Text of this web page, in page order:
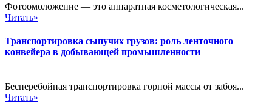
Фотоомоложение — это аппаратная косметологическая...
Читать»
Транспортировка сыпучих грузов: роль ленточного
конвейера в добывающей промышленности
Бесперебойная транспортировка горной массы от забоя...
Читать»